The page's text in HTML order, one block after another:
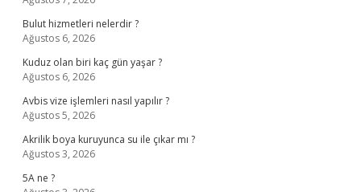
Bulut hizmetleri nelerdir ?
Ağustos 6, 2026
Kuduz olan biri kaç gün yaşar ?
Ağustos 6, 2026
Avbis vize işlemleri nasıl yapılır ?
Ağustos 5, 2026
Akrilik boya kuruyunca su ile çıkar mı ?
Ağustos 3, 2026
5A ne ?